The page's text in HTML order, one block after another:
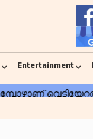
Entertainment